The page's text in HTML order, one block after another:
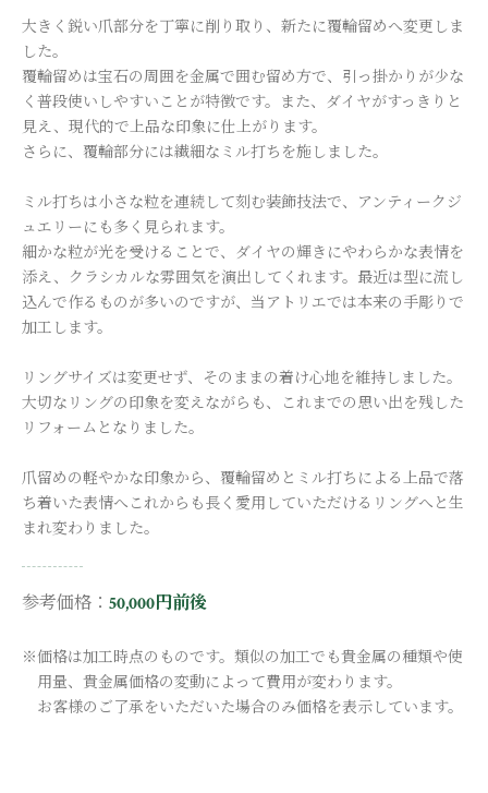
大きく鋭い爪部分を丁寧に削り取り、新たに覆輪留めへ変更しま
した。
覆輪留めは宝石の周囲を金属で囲む留め方で、引っ掛かりが少な
く普段使いしやすいことが特徴です。また、ダイヤがすっきりと
見え、現代的で上品な印象に仕上がります。
さらに、覆輪部分には繊細なミル打ちを施しました。
ミル打ちは小さな粒を連続して刻む装飾技法で、アンティークジ
ュエリーにも多く見られます。
細かな粒が光を受けることで、ダイヤの輝きにやわらかな表情を
添え、クラシカルな雰囲気を演出してくれます。最近は型に流し
込んで作るものが多いのですが、当アトリエでは本来の手彫りで
加工します。
リングサイズは変更せず、そのままの着け心地を維持しました。
大切なリングの印象を変えながらも、これまでの思い出を残した
リフォームとなりました。
爪留めの軽やかな印象から、覆輪留めとミル打ちによる上品で落
ち着いた表情へこれからも長く愛用していただけるリングへと生
まれ変わりました。
参考価格： 50,000円前後
※価格は加工時点のものです。類似の加工でも貴金属の種類や使
用量、貴金属価格の変動によって費用が変わります。
お客様のご了承をいただいた場合のみ価格を表示しています。